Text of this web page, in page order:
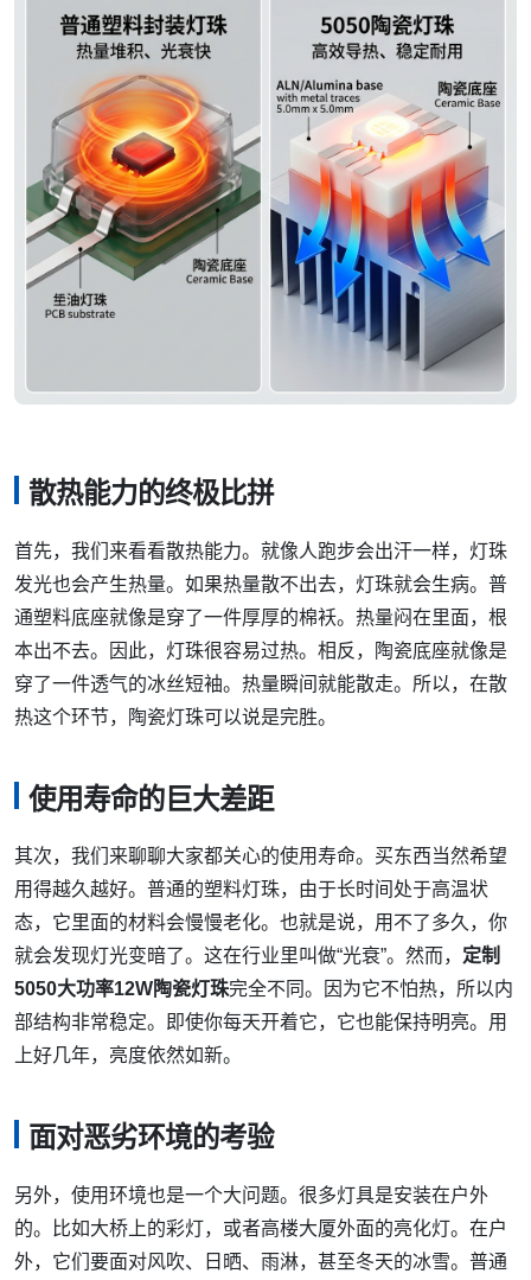
散热能力的终极比拼
首先，我们来看看散热能力。就像人跑步会出汗一样，灯珠
发光也会产生热量。如果热量散不出去，灯珠就会生病。普
通塑料底座就像是穿了一件厚厚的棉袄。热量闷在里面，根
本出不去。因此，灯珠很容易过热。相反，陶瓷底座就像是
穿了一件透气的冰丝短袖。热量瞬间就能散走。所以，在散
热这个环节，陶瓷灯珠可以说是完胜。
使用寿命的巨大差距
其次，我们来聊聊大家都关心的使用寿命。买东西当然希望
用得越久越好。普通的塑料灯珠，由于长时间处于高温状
态，它里面的材料会慢慢老化。也就是说，用不了多久，你
就会发现灯光变暗了。这在行业里叫做“光衰”。然而， 定制
5050大功率12W陶瓷灯珠完全不同。因为它不怕热，所以内
部结构非常稳定。即使你每天开着它，它也能保持明亮。用
上好几年，亮度依然如新。
面对恶劣环境的考验
另外，使用环境也是一个大问题。很多灯具是安装在户外
的。比如大桥上的彩灯，或者高楼大厦外面的亮化灯。在户
外，它们要面对风吹、日晒、雨淋，甚至冬天的冰雪。普通